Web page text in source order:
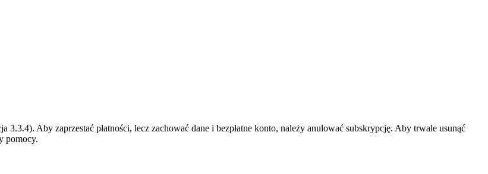
Aby zaprzestać płatności, lecz zachować dane i bezpłatne konto, należy anulować subskrypcję. Aby trwale usunąć
pomocy.